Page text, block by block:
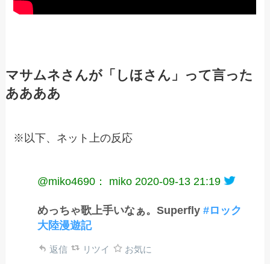
マサムネさんが「しほさん」って言った
ああああ
※以下、ネット上の反応
@miko4690： miko 2020-09-13 21:19
めっちゃ歌上手いなぁ。Superfly#ロック
大陸漫遊記
返信 リツイ お気に